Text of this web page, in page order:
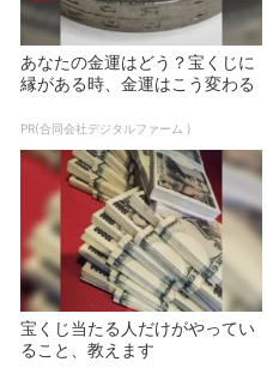
あなたの金運はどう？宝くじに
縁がある時、金運はこう変わる
PR(合同会社デジタルファーム )
宝くじ当たる人だけがやってい
ること、教えます